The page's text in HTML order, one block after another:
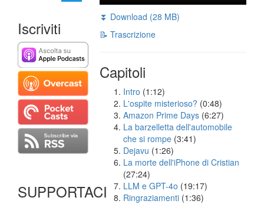
Iscriviti
SUPPORTACI
⏬ Download (28 MB)
📝 Trascrizione
Capitoli
Intro (1:12)
L'ospite misterioso? (0:48)
Amazon Prime Days (6:27)
La barzelletta dell'automobile
che si rompe (3:41)
Dejavu (1:26)
La morte dell'iPhone di Cristian
(27:24)
LLM e GPT-4o (19:17)
Ringraziamenti (1:36)